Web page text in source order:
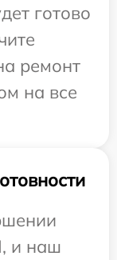
готово
ремонт
на все
и наш